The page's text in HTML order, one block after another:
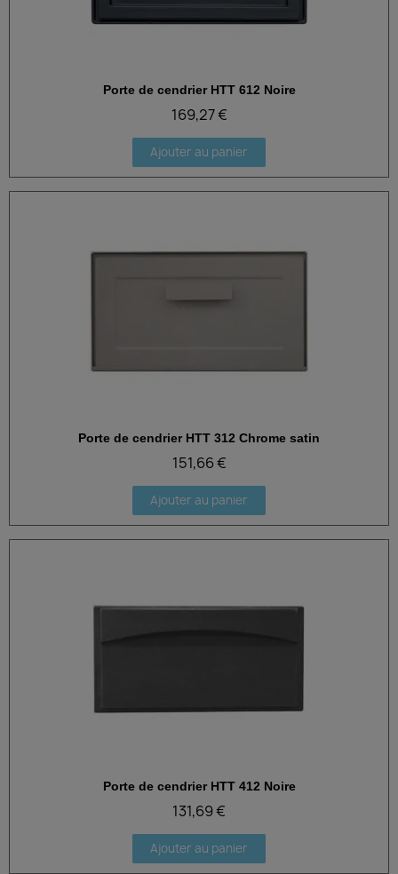
Aperçu rapide
Porte de cendrier HTT 612 Noire
169,27 €
Ajouter au panier
Aperçu rapide
Porte de cendrier HTT 312 Chrome satin
151,66 €
Ajouter au panier
Aperçu rapide
Porte de cendrier HTT 412 Noire
131,69 €
Ajouter au panier